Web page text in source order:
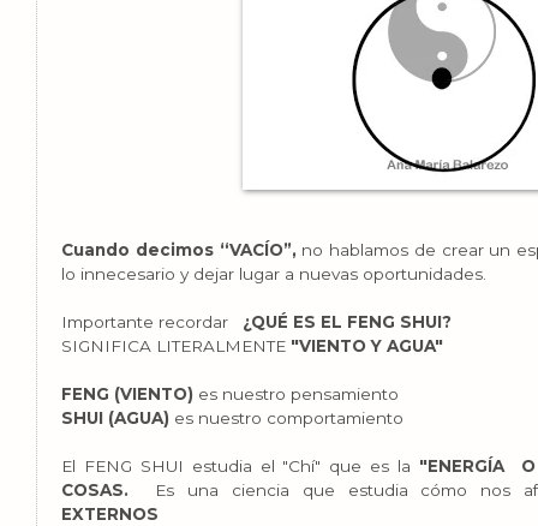
Cuando decimos “VACÍO”, no hablamos de crear un
lo innecesario y dejar lugar a nuevas oportunidades.
Importante recordar ¿QUÉ ES EL FENG SHUI?
SIGNIFICA LITERALMENTE "VIENTO Y AGUA"
FENG (VIENTO) es nuestro pensamiento
SHUI (AGUA) es nuestro comportamiento
El FENG SHUI estudia el "Chí" que es la "ENERGÍA
COSAS.
Es una ciencia que estudia cómo nos
EXTERNOS